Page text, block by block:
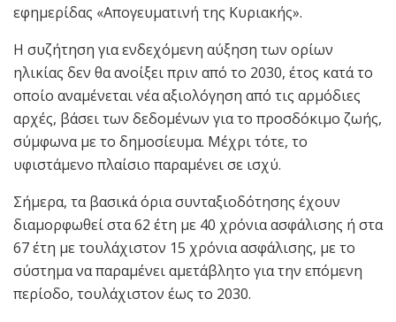
εφημερίδας «Απογευματινή της Κυριακής».
Η συζήτηση για ενδεχόμενη αύξηση των ορίων
ηλικίας δεν θα ανοίξει πριν από το 2030, έτος κατά το
οποίο αναμένεται νέα αξιολόγηση από τις αρμόδιες
αρχές, βάσει των δεδομένων για το προσδόκιμο ζωής,
σύμφωνα με το δημοσίευμα. Μέχρι τότε, το
υφιστάμενο πλαίσιο παραμένει σε ισχύ.
Σήμερα, τα βασικά όρια συνταξιοδότησης έχουν
διαμορφωθεί στα 62 έτη με 40 χρόνια ασφάλισης ή στα
67 έτη με τουλάχιστον 15 χρόνια ασφάλισης, με το
σύστημα να παραμένει αμετάβλητο για την επόμενη
περίοδο, τουλάχιστον έως το 2030.